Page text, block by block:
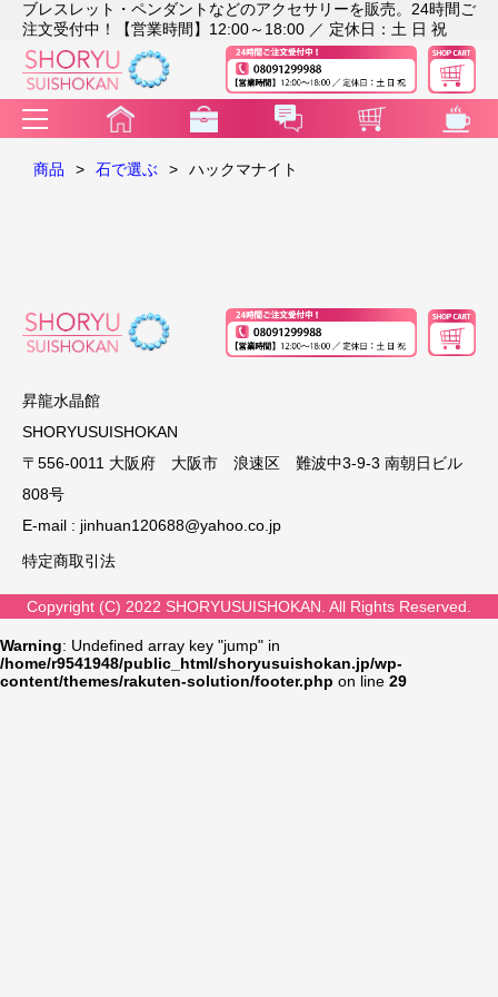
ブレスレット・ペンダントなどのアクセサリーを販売。24時間ご
注文受付中！【営業時間】12:00～18:00 ／ 定休日：土 日 祝
商品 > 石で選ぶ > ハックマナイト
昇龍水晶館
SHORYUSUISHOKAN
〒556-0011 大阪府 大阪市 浪速区 難波中3-9-3 南朝日ビル
808号
E-mail : jinhuan120688@yahoo.co.jp
特定商取引法
Copyright (C) 2022 SHORYUSUISHOKAN. All Rights Reserved.
Warning: Undefined array key "jump" in
/home/r9541948/public_html/shoryusuishokan.jp/wp-
content/themes/rakuten-solution/footer.php on line 29